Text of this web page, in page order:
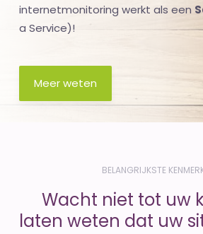
internetmonitoring werkt als een
a Service)!
Meer weten
BELANGRIJKSTE
Wacht niet tot uw
laten weten dat uw